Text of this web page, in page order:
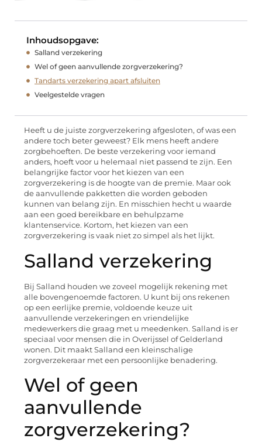
Inhoudsopgave:
Salland verzekering
Wel of geen aanvullende zorgverzekering?
Tandarts verzekering apart afsluiten
Veelgestelde vragen
Heeft u de juiste zorgverzekering afgesloten, of was een
andere toch beter geweest? Elk mens heeft andere
zorgbehoeften. De beste verzekering voor iemand
anders, hoeft voor u helemaal niet passend te zijn. Een
belangrijke factor voor het kiezen van een
zorgverzekering is de hoogte van de premie. Maar ook
de aanvullende pakketten die worden geboden
kunnen van belang zijn. En misschien hecht u waarde
aan een goed bereikbare en behulpzame
klantenservice. Kortom, het kiezen van een
zorgverzekering is vaak niet zo simpel als het lijkt.
Salland verzekering
Bij Salland houden we zoveel mogelijk rekening met
alle bovengenoemde factoren. U kunt bij ons rekenen
op een eerlijke premie, voldoende keuze uit
aanvullende verzekeringen en vriendelijke
medewerkers die graag met u meedenken. Salland is er
speciaal voor mensen die in Overijssel of Gelderland
wonen. Dit maakt Salland een kleinschalige
zorgverzekeraar met een persoonlijke benadering.
Wel of geen
aanvullende
zorgverzekering?